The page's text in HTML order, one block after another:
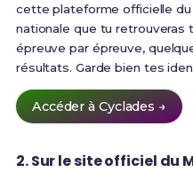
cette plateforme officielle
nationale que tu retrouveras
épreuve par épreuve,
résultats. Garde bien tes
Accéder à Cyclades →
2. Sur le site officiel du